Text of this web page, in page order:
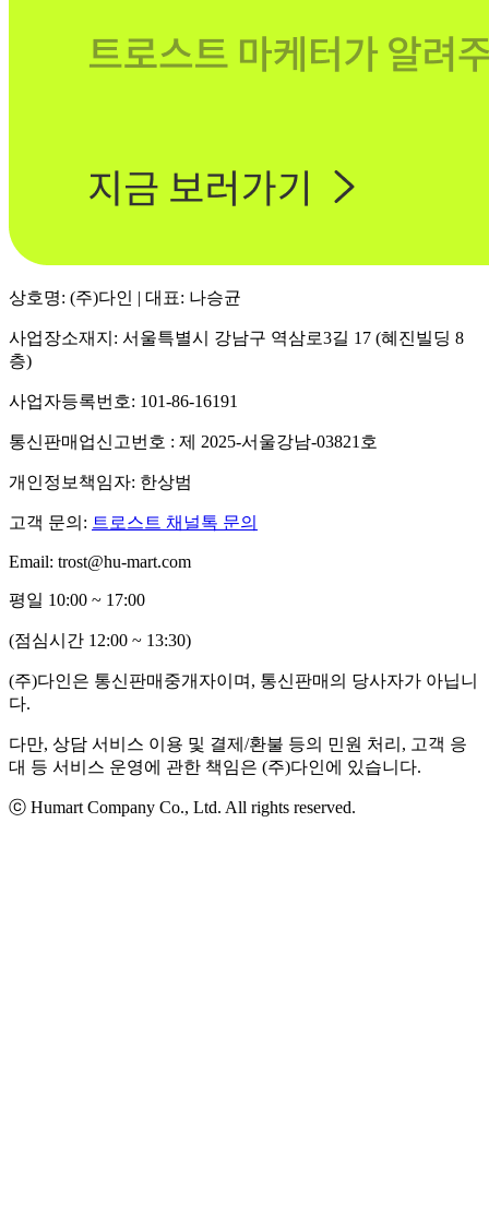
상호명: (주)다인 | 대표: 나승균
사업장소재지: 서울특별시 강남구 역삼로3길 17 (혜진빌딩 8
층)
사업자등록번호: 101-86-16191
통신판매업신고번호 : 제 2025-서울강남-03821호
개인정보책임자: 한상범
고객 문의: 트로스트 채널톡 문의
Email: trost@hu-mart.com
평일 10:00 ~ 17:00
(점심시간 12:00 ~ 13:30)
(주)다인은 통신판매중개자이며, 통신판매의 당사자가 아닙니
다.
다만, 상담 서비스 이용 및 결제/환불 등의 민원 처리, 고객 응
대 등 서비스 운영에 관한 책임은 (주)다인에 있습니다.
ⓒ Humart Company Co., Ltd. All rights reserved.